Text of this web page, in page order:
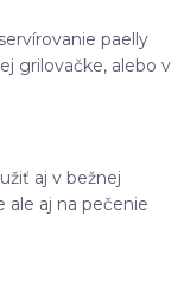
paelly
grilovačke, alebo v
aj v bežnej
ale aj na pečenie